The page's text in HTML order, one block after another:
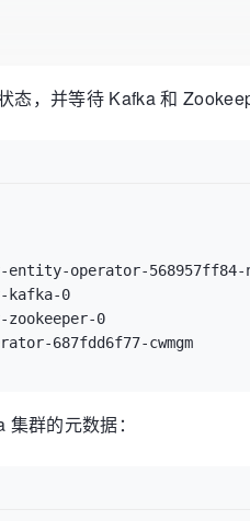
态，并等待 Kafka 和
entity-operator-
kafka-0
zookeeper-0
群的元数据：